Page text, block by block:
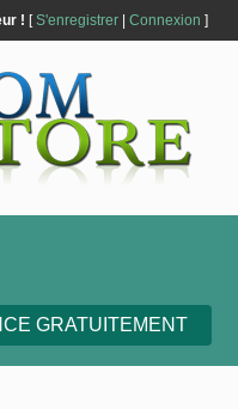
! [S'enregistrer| Connexion ]
GRATUITEMENT